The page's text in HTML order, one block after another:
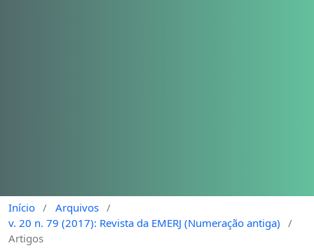
Início / Arquivos /
v. 20 n. 79 (2017): Revista da EMERJ (Numeração antiga)
/
Artigos